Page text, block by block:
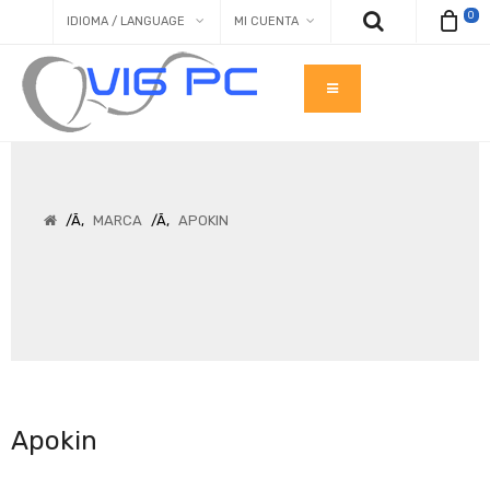
IDIOMA / LANGUAGE MI CUENTA 0
MARCA APOKIN
Apokin